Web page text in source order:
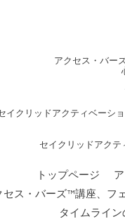
アクセス・バー
イクリッドアクティベーシ
セイクリッドアクテ
トップページ
セス・バーズ™講座、フ
タイムライ